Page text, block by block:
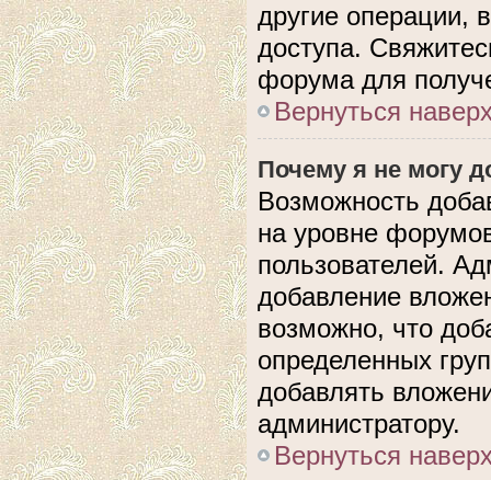
другие операции,
доступа.
форума для
Вернуться
Почему я не могу
Возможность
на уровне
пользователей.
добавление
возможно, что
определенных
добавлять
администратору.
Вернуться